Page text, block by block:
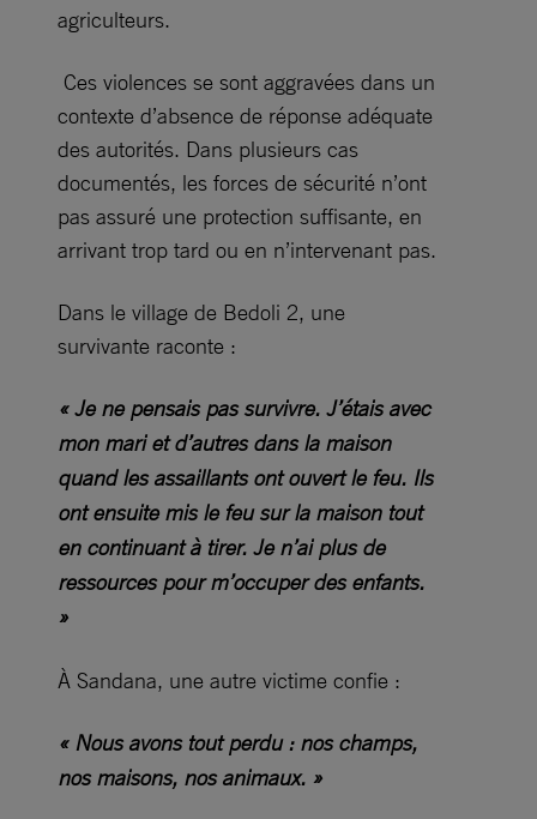
agriculteurs.
Ces violences se sont aggravées dans un
contexte d’absence de réponse adéquate
des autorités. Dans plusieurs cas
documentés, les forces de sécurité n’ont
pas assuré une protection suffisante, en
arrivant trop tard ou en n’intervenant pas.
Dans le village de Bedoli 2, une
survivante raconte :
« Je ne pensais pas survivre. J’étais avec
mon mari et d’autres dans la maison
quand les assaillants ont ouvert le feu. Ils
ont ensuite mis le feu sur la maison tout
en continuant à tirer. Je n’ai plus de
ressources pour m’occuper des enfants.
»
À Sandana, une autre victime confie :
« Nous avons tout perdu : nos champs,
nos maisons, nos animaux. »